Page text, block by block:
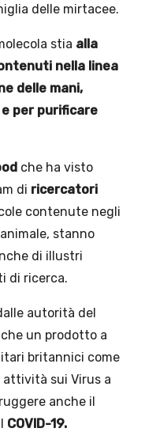
delle mirtacee.
stia alla
nella linea
delle mani,
per purificare
che ha visto
di ricercatori
contenute negli
stanno
di illustri
di ricerca.
autorità del
un prodotto a
britannici come
attività sui Virus a
anche il
COVID-19.